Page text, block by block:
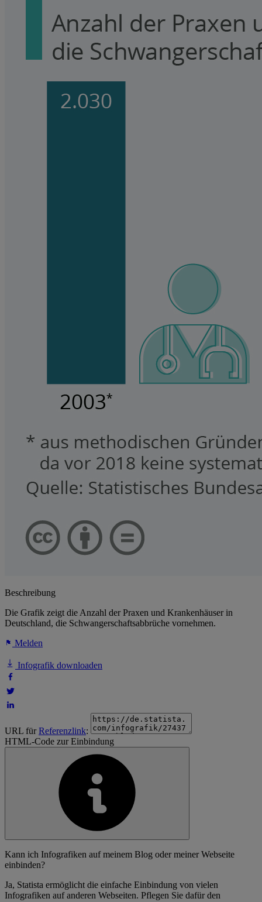
Beschreibung
Die Grafik zeigt die Anzahl der Praxen und Krankenhäuser in
Deutschland, die Schwangerschaftsabbrüche vornehmen.
Melden
Infografik downloaden
URL fürReferenzlink:
HTML-Code zur Einbindung
Kann ich Infografiken auf meinem Blog oder meiner Webseite
einbinden?
Ja, Statista ermöglicht die einfache Einbindung von vielen
Infografiken auf anderen Webseiten. Pflegen Sie dafür den